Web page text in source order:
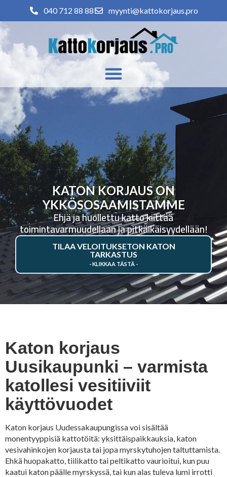
040 712 88 88 myynti@kattokorjaus.pro
KATON KORJAUS ON
YKKÖSOSAAMISTAMME
Ehjä ja huollettu katto kiittää
toimintavarmuudellaan ja pitkäikäisyydellään!
TILAA VELOITUKSETON KATON
TARKASTUS
Katon korjaus
Uusikaupunki – varmista
katollesi vesitiiviit
käyttövuodet
Katon korjaus Uudessakaupungissa voi sisältää
monentyyppisiä kattotöitä: yksittäispaikkauksia, katon
vesivahinkojen korjausta tai jopa myrskytuhojen taltuttamista.
Ehkä huopakatto, tiilikatto tai peltikatto vaurioitui, kun puu
kaatui katon päälle myrskyssä, tai kun alas tuleva lumi irrotti